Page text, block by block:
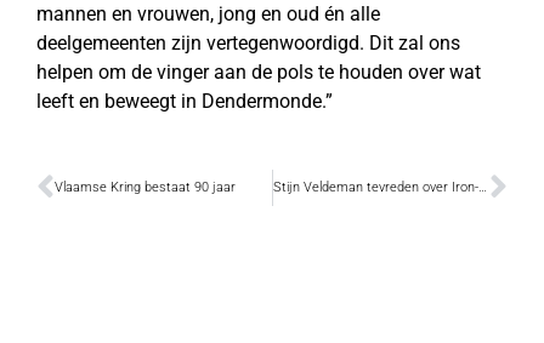
mannen en vrouwen, jong en oud én alle
deelgemeenten zijn vertegenwoordigd. Dit zal ons
helpen om de vinger aan de pols te houden over wat
leeft en beweegt in Dendermonde.”
Vlaamse Kring bestaat 90 jaar Stijn Veldeman tevreden over Iron-man prestaties